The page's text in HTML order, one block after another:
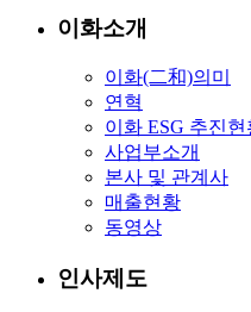
이화소개
이화(二和)의미
연혁
이화 ESG 추진현
사업부소개
본사 및 관계사
매출현황
동영상
인사제도